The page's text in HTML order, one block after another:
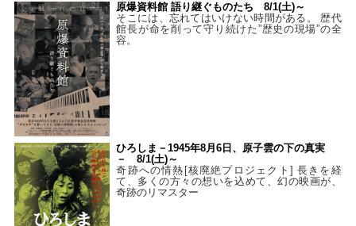
原爆資料館 語り継ぐものたち 8/1(土)～
そこには、忘れてはいけない時間がある。 歴代
館長が命を削って守り続けた”歴史の現場”の全
容。
ひろしま－1945年8月6日、原子雲の下の真実
－ 8/1(土)～
奇跡への情熱[核廃絶プロジェクト] 長きを経
て、多くの方々の想いを込めて、幻の映画が、
奇跡のリマスター